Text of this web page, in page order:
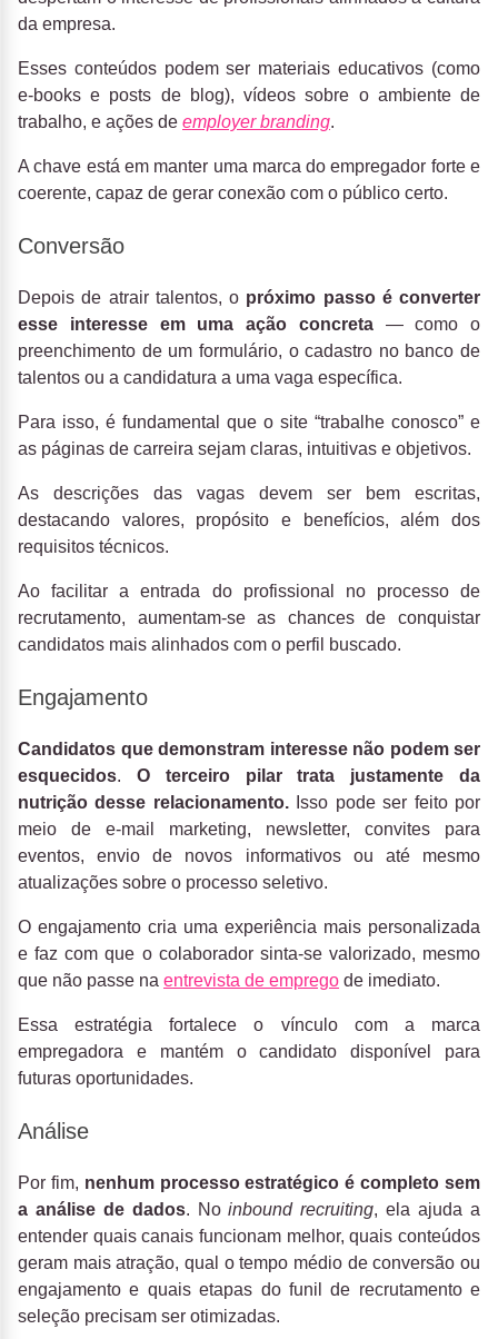
da empresa.
Esses conteúdos podem ser materiais educativos (como
e-books e posts de blog), vídeos sobre o ambiente de
trabalho, e ações de employer branding.
A chave está em manter uma marca do empregador forte e
coerente, capaz de gerar conexão com o público certo.
Conversão
Depois de atrair talentos, o próximo passo é converter
esse interesse em uma ação concreta — como o
preenchimento de um formulário, o cadastro no banco de
talentos ou a candidatura a uma vaga específica.
Para isso, é fundamental que o site “trabalhe conosco” e
as páginas de carreira sejam claras, intuitivas e objetivos.
As descrições das vagas devem ser bem escritas,
destacando valores, propósito e benefícios, além dos
requisitos técnicos.
Ao facilitar a entrada do profissional no processo de
recrutamento, aumentam-se as chances de conquistar
candidatos mais alinhados com o perfil buscado.
Engajamento
Candidatos que demonstram interesse não podem ser
esquecidos. O terceiro pilar trata justamente da
nutrição desse relacionamento.Isso pode ser feito por
meio de e-mail marketing, newsletter, convites para
eventos, envio de novos informativos ou até mesmo
atualizações sobre o processo seletivo.
O engajamento cria uma experiência mais personalizada
e faz com que o colaborador sinta-se valorizado, mesmo
que não passe na entrevista de emprego de imediato.
Essa estratégia fortalece o vínculo com a marca
empregadora e mantém o candidato disponível para
futuras oportunidades.
Análise
Por fim, nenhum processo estratégico é completo sem
a análise de dados. Noinbound recruiting, ela ajuda a
entender quais canais funcionam melhor, quais conteúdos
geram mais atração, qual o tempo médio de conversão ou
engajamento e quais etapas do funil de recrutamento e
seleção precisam ser otimizadas.